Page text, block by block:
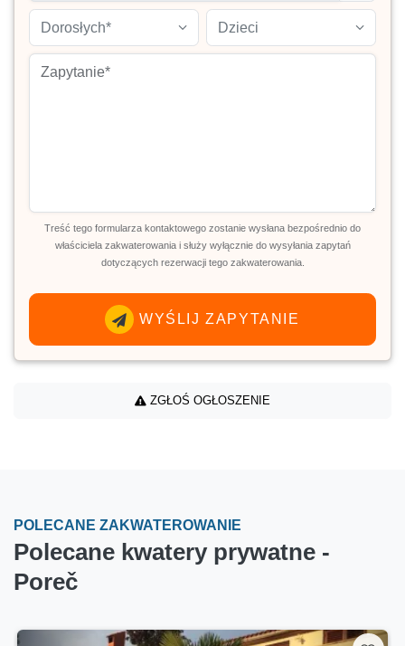
Dorosłych* Dzieci
Treść tego formularza kontaktowego zostanie wysłana bezpośrednio do
właściciela zakwaterowania i służy wyłącznie do wysyłania zapytań
dotyczących rezerwacji tego zakwaterowania.
WYŚLIJ ZAPYTANIE
ZGŁOŚ OGŁOSZENIE
POLECANE ZAKWATEROWANIE
Polecane kwatery prywatne -
Poreč